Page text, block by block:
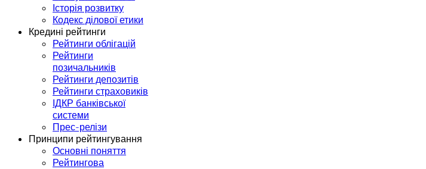
Історія розвитку
Кодекс ділової етики
Кредині рейтинги
Рейтинги облігацій
Рейтинги
позичальників
Рейтинги депозитів
Рейтинги страховиків
ІДКР банківської
системи
Прес-релізи
Принципи рейтингування
Основні поняття
Рейтингова